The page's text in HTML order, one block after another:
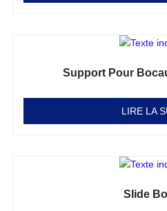
Support Pour
LIRE LA
Slide